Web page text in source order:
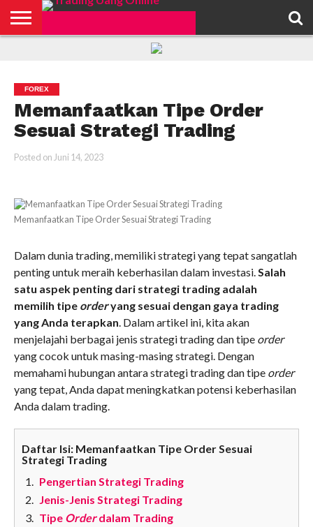
FOREX
Memanfaatkan Tipe Order
Sesuai Strategi Trading
Posted on Juni 14, 2023
Memanfaatkan Tipe Order Sesuai Strategi Trading
Dalam dunia trading, memiliki strategi yang tepat sangatlah
penting untuk meraih keberhasilan dalam investasi.Salah
satu aspek penting dari strategi trading adalah
memilih tipe orderyang sesuai dengan gaya trading
yang Anda terapkan. Dalam artikel ini, kita akan
menjelajahi berbagai jenis strategi trading dan tipe order
yang cocok untuk masing-masing strategi. Dengan
memahami hubungan antara strategi trading dan tipe order
yang tepat, Anda dapat meningkatkan potensi keberhasilan
Anda dalam trading.
Daftar Isi: Memanfaatkan Tipe Order Sesuai
Strategi Trading
Pengertian Strategi Trading
Jenis-Jenis Strategi Trading
Tipe Orderdalam Trading